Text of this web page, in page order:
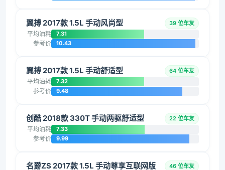
翼搏 2017款 1.5L 手动风尚型 39 位车友
平均油耗 7.31
参考价 10.43
翼搏 2017款 1.5L 手动舒适型 64 位车友
平均油耗 7.32
参考价 9.48
创酷 2018款 330T 手动两驱舒适型 22 位车友
平均油耗 7.33
参考价 9.99
名爵ZS 2017款 1.5L 手动尊享互联网版 46 位车友